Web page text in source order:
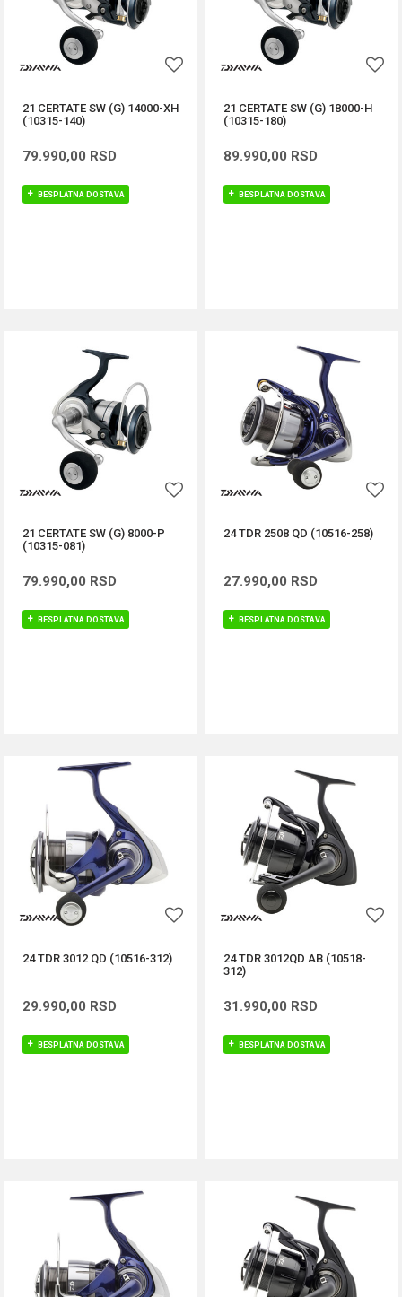
21 CERTATE SW (G) 14000-XH
(10315-140)
79.990,00 RSD
BESPLATNA DOSTAVA
21 CERTATE SW (G) 18000-H
(10315-180)
89.990,00 RSD
BESPLATNA DOSTAVA
21 CERTATE SW (G) 8000-P
(10315-081)
79.990,00 RSD
BESPLATNA DOSTAVA
24 TDR 2508 QD (10516-258)
27.990,00 RSD
BESPLATNA DOSTAVA
24 TDR 3012 QD (10516-312)
29.990,00 RSD
BESPLATNA DOSTAVA
24 TDR 3012QD AB (10518-
312)
31.990,00 RSD
BESPLATNA DOSTAVA